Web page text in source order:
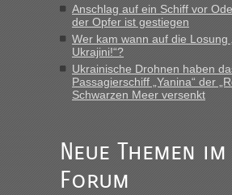
Recht, Visa und Dokumente •
gebrauchter Kleidung beim Zoll
„Vielen Dank, mit einem Briefchen
gab es keine Probleme“
fast 11 Milliarden aufgedeckt
„Am besten wäre natürlich, wenn die
Alleinreisende Männer stehen
Anschlag auf ein Schiff vor
der Opfer ist gestiegen
Wer kam wann auf die Losung
Ukrajini!“?
Ukrainische Drohnen haben
Passagierschiff „Yanina“ der
Schwarzen Meer versenkt
Neue Themen im
Forum